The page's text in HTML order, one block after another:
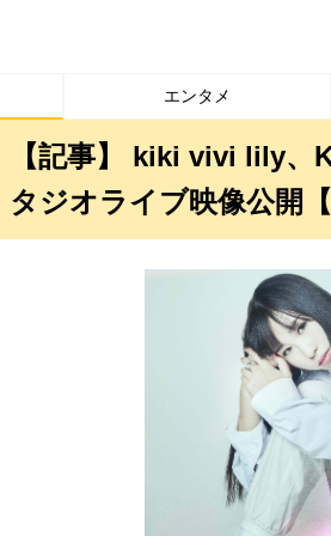
エンタメ
【記事】 kiki vivi lily、
タジオライブ映像公開